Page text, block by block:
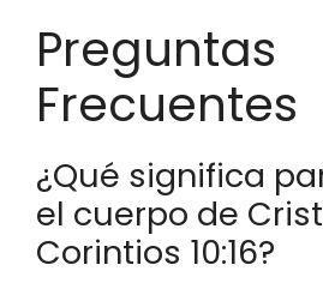
Preguntas
Frecuentes
¿Qué significa
el cuerpo de
Corintios 10:16?